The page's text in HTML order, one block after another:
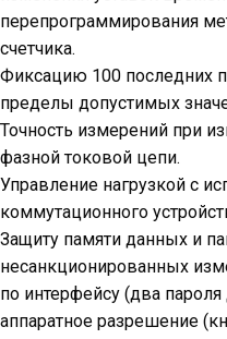
перепрограммирования
счетчика.
Фиксацию 100 последних
пределы допустимых
Точность измерений при
фазной токовой цепи.
Управление нагрузкой с
коммутационного
Защиту памяти данных и
несанкционированных
по интерфейсу (два
аппаратное разрешение